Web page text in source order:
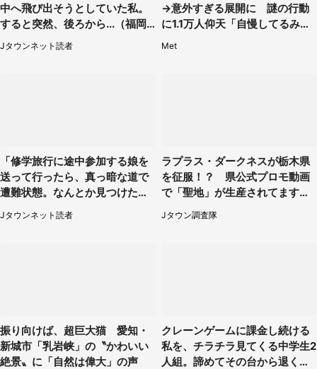
中へ飛び出そうとしていた私。
すると突然、後ろから...（福岡
県・30代女性）
Jタウンネット読者
→意外すぎる展開に 謎の行動
に1.1万人仰天「自慢してるみた
い」
Met
「修学旅行に途中参加する娘を
送って行ったら、真っ暗な道で
遭難状態。なんとか見つけた民
家に助けを求めると、住人の男
性が...」
Jタウンネット読者
ラプラス・ダークネスが栃木県
を征服！？ 県公式プロモ動画
で「聖地」が生産されてます【7
／31～1／31】
Jタウン調査隊
振り向けば、超巨大猫 愛知・
新城市「乳岩峡」の〝かわいい
絶景〟に「自然は偉大」の声
クレーンゲームに課金し続ける
私を、チラチラ見てくる中学生2
人組。諦めてその台から退く